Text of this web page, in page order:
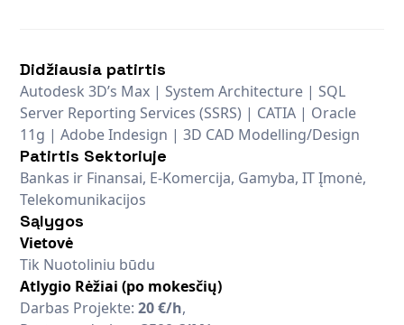
Didžiausia patirtis
Autodesk 3D’s Max | System Architecture | SQL
Server Reporting Services (SSRS) | CATIA | Oracle
11g | Adobe Indesign | 3D CAD Modelling/Design
Patirtis Sektoriuje
Bankas ir Finansai, E-Komercija, Gamyba, IT Įmonė,
Telekomunikacijos
Sąlygos
Vietovė
Tik Nuotoliniu būdu
Atlygio Rėžiai (po mokesčių)
Darbas Projekte:20 €/h,